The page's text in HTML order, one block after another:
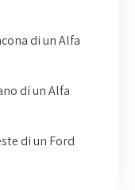
di un Alfa
di un Alfa
di un Ford